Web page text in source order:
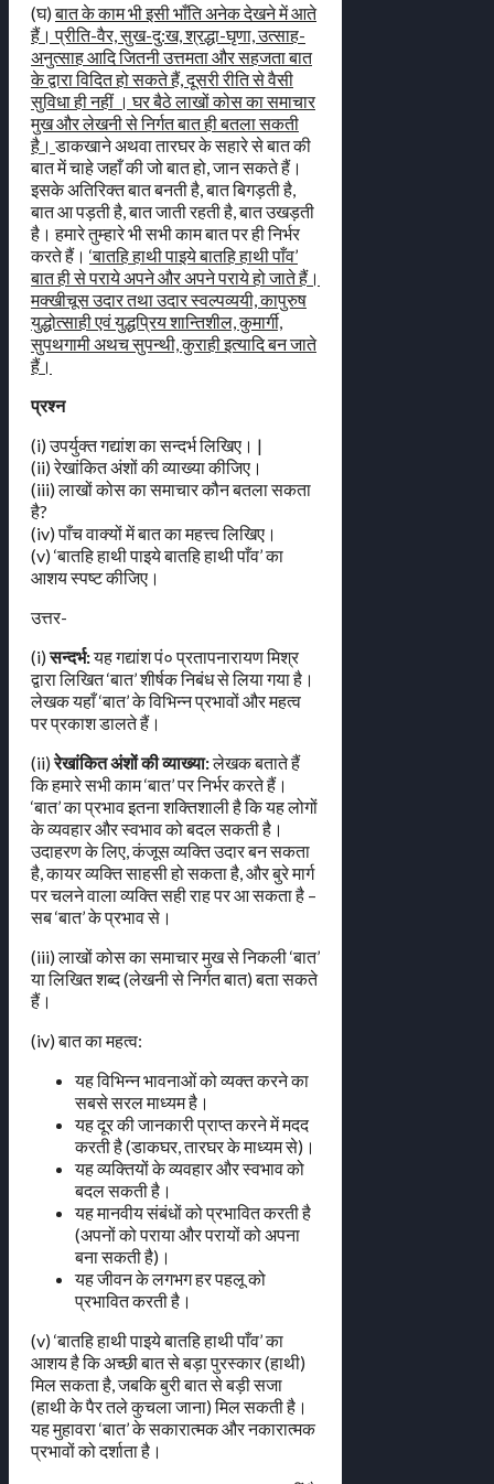
(घ)बात के काम भी इसी भाँति अनेक देखने में आते
हैं। प्रीति-वैर, सुख-दु:ख, श्रद्धा-घृणा, उत्साह-
अनुत्साह आदि जितनी उत्तमता और सहजता बात
के द्वारा विदित हो सकते हैं, दूसरी रीति से वैसी
सुविधा ही नहीं । घर बैठे लाखों कोस का समाचार
मुख और लेखनी से निर्गत बात ही बतला सकती
है।डाकखाने अथवा तारघर के सहारे से बात की
बात में चाहे जहाँ की जो बात हो, जान सकते हैं।
इसके अतिरिक्त बात बनती है, बात बिगड़ती है,
बात आ पड़ती है, बात जाती रहती है, बात उखड़ती
है। हमारे तुम्हारे भी सभी काम बात पर ही निर्भर
करते हैं। ‘बातहि हाथी पाइये बातहि हाथी पाँव’
बात ही से पराये अपने और अपने पराये हो जाते हैं।
मक्खीचूस उदार तथा उदार स्वल्पव्ययी, कापुरुष
युद्धोत्साही एवं युद्धप्रिय शान्तिशील, कुमार्गी,
सुपथगामी अथच सुपन्थी, कुराही इत्यादि बन जाते
हैं।
प्रश्न
(i) उपर्युक्त गद्यांश का सन्दर्भ लिखिए। |
(ii) रेखांकित अंशों की व्याख्या कीजिए।
(iii) लाखों कोस का समाचार कौन बतला सकता
है?
(iv) पाँच वाक्यों में बात का महत्त्व लिखिए।
(v) ‘बातहि हाथी पाइये बातहि हाथी पाँव’ का
आशय स्पष्ट कीजिए।
उत्तर-
(i)सन्दर्भ:यह गद्यांश पं० प्रतापनारायण मिश्र
द्वारा लिखित ‘बात’ शीर्षक निबंध से लिया गया है।
लेखक यहाँ ‘बात’ के विभिन्न प्रभावों और महत्व
पर प्रकाश डालते हैं।
(ii)रेखांकित अंशों की व्याख्या:लेखक बताते हैं
कि हमारे सभी काम ‘बात’ पर निर्भर करते हैं।
‘बात’ का प्रभाव इतना शक्तिशाली है कि यह लोगों
के व्यवहार और स्वभाव को बदल सकती है।
उदाहरण के लिए, कंजूस व्यक्ति उदार बन सकता
है, कायर व्यक्ति साहसी हो सकता है, और बुरे मार्ग
पर चलने वाला व्यक्ति सही राह पर आ सकता है –
सब ‘बात’ के प्रभाव से।
(iii) लाखों कोस का समाचार मुख से निकली ‘बात’
या लिखित शब्द (लेखनी से निर्गत बात) बता सकते
हैं।
(iv) बात का महत्व:
यह विभिन्न भावनाओं को व्यक्त करने का
सबसे सरल माध्यम है।
यह दूर की जानकारी प्राप्त करने में मदद
करती है (डाकघर, तारघर के माध्यम से)।
यह व्यक्तियों के व्यवहार और स्वभाव को
बदल सकती है।
यह मानवीय संबंधों को प्रभावित करती है
(अपनों को पराया और परायों को अपना
बना सकती है)।
यह जीवन के लगभग हर पहलू को
प्रभावित करती है।
(v) ‘बातहि हाथी पाइये बातहि हाथी पाँव’ का
आशय है कि अच्छी बात से बड़ा पुरस्कार (हाथी)
मिल सकता है, जबकि बुरी बात से बड़ी सजा
(हाथी के पैर तले कुचला जाना) मिल सकती है।
यह मुहावरा ‘बात’ के सकारात्मक और नकारात्मक
प्रभावों को दर्शाता है।